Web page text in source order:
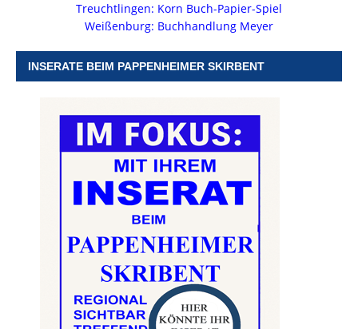
Treuchtlingen: Korn Buch-Papier-Spiel
Weißenburg: Buchhandlung Meyer
INSERATE BEIM PAPPENHEIMER SKIRBENT